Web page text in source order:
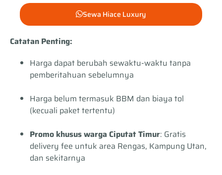
Sewa Hiace Luxury
Catatan Penting:
Harga dapat berubah sewaktu-waktu tanpa
pemberitahuan sebelumnya
Harga belum termasuk BBM dan biaya tol
(kecuali paket tertentu)
Promo khusus warga Ciputat Timur: Gratis
delivery fee untuk area Rengas, Kampung Utan,
dan sekitarnya